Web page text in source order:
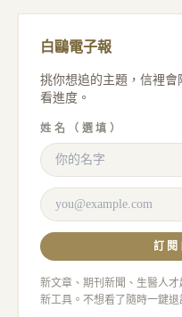
白鷗電子報
挑你想追的主題，信裡
看進度。
姓名（選填）
訂閱
新文章、期刊新聞、生醫人
新工具。不想看了隨時一鍵退